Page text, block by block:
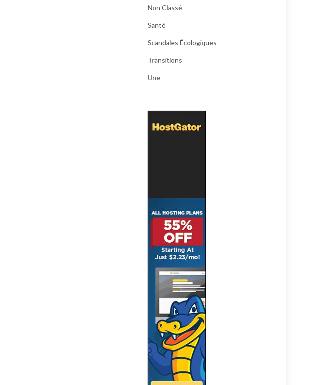
Non Classé
Santé
Scandales Écologiques
Transitions
Une